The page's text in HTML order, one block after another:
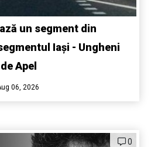
un segment din
Iași - Ungheni
Apel
06, 2026
0